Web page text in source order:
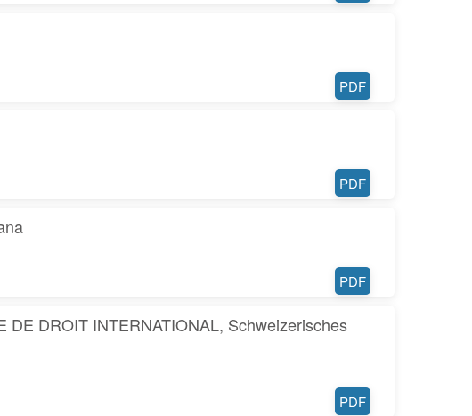
PDF
PDF
PDF
DROIT INTERNATIONAL, Schweizerisches
PDF